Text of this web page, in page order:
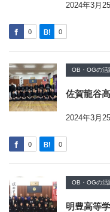
2024年3月
0 0
OB・OGの活
佐賀龍谷
2024年3月
0 0
OB・OGの活
明豊高等